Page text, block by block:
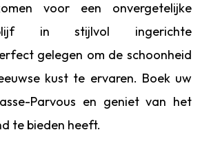
voor een onvergetelijke
in stijlvol ingerichte
gelegen om de schoonheid
kust te ervaren. Boek uw
Parvous en geniet van het
te bieden heeft.